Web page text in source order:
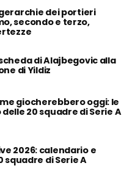
dei portieri
secondo e terzo,
di Alajbegovic alla
di Yildiz
giocherebbero oggi: le
20 squadre di Serie A
2026: calendario e
squadre di Serie A